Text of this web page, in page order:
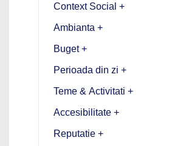
Context Social +
Ambianta +
Buget +
Perioada din zi +
Teme & Activitati +
Accesibilitate +
Reputatie +